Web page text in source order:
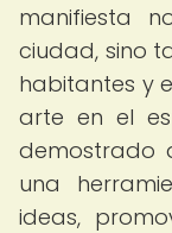
manifiesta
ciudad, sino
habitantes y
arte en el
demostrado
una
ideas,